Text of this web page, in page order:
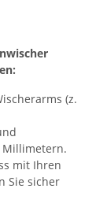
(z.
Millimetern.
mit Ihren
Sie sicher